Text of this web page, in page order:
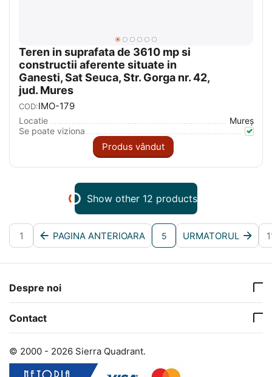
Teren in suprafata de 3610 mp si
constructii aferente situate in
Ganesti, Sat Seuca, Str. Gorga nr. 42,
jud. Mures
COD:IMO-179
Locatie
Mureş
Se poate viziona
Produs vândut
Show other 12 products
1 PAGINA ANTERIOARA 5 URMATORUL
Despre noi
Contact
© 2000 - 2026 Sierra Quadrant.